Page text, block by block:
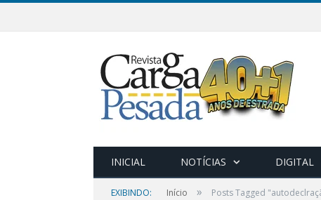
INICIAL NOTÍCIAS DIGITAL
EXIBINDO: Início » Posts Tagged